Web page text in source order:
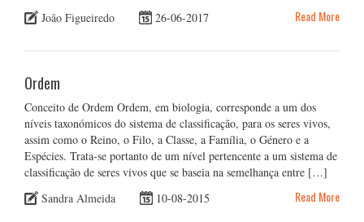
João Figueiredo
26-06-2017 Read More
Ordem
Conceito de Ordem Ordem, em biologia, corresponde a um dos
níveis taxonómicos do sistema de classificação, para os seres vivos,
assim como o Reino, o Filo, a Classe, a Família, o Género e a
Espécies. Trata-se portanto de um nível pertencente a um sistema de
classificação de seres vivos que se baseia na semelhança entre […]
Sandra Almeida
10-08-2015 Read More